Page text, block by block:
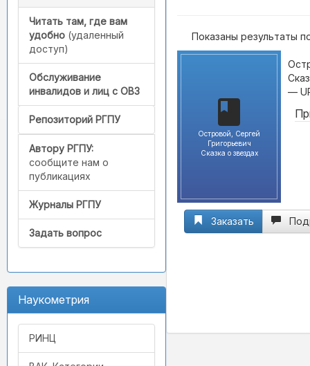
Читать там, где вам
удобно (удаленный
доступ)
Обслуживание
инвалидов и лиц с ОВЗ
Репозиторий РГПУ
Автору РГПУ:
сообщите нам о
публикациях
Журналы РГПУ
Задать вопрос
Наукометрия
РИНЦ
Показаны результаты
Островой, Сергей
Григорьевич
Сказка о звездах
—
Заказать